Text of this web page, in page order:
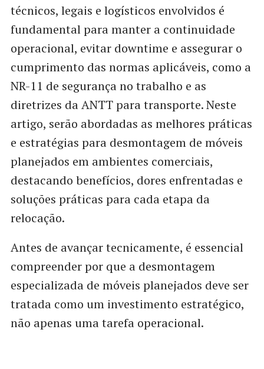
técnicos, legais e logísticos envolvidos é
fundamental para manter a continuidade
operacional, evitar downtime e assegurar o
cumprimento das normas aplicáveis, como a
NR-11 de segurança no trabalho e as
diretrizes da ANTT para transporte. Neste
artigo, serão abordadas as melhores práticas
e estratégias para desmontagem de móveis
planejados em ambientes comerciais,
destacando benefícios, dores enfrentadas e
soluções práticas para cada etapa da
relocação.
Antes de avançar tecnicamente, é essencial
compreender por que a desmontagem
especializada de móveis planejados deve ser
tratada como um investimento estratégico,
não apenas uma tarefa operacional.